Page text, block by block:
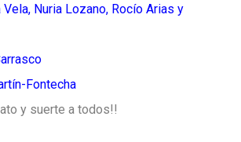
Vela, Nuria Lozano, Rocío Arias y
Fontecha
y suerte a todos!!